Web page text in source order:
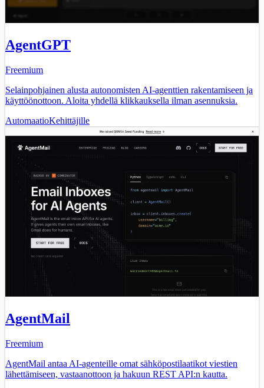
AgentGPT
Freemium
Selainpohjainen alusta autonomisten AI-agenttien rakentamiseen ja
käyttöönottoon. Aloita yhdellä klikkauksella ilman asennuksia.
AutomaatioKehittäjille
AgentMail
Freemium
AgentMail antaa AI-agenteille omat sähköpostilaatikot viestien
lähettämiseen, vastaanottoon ja hakuun REST API:n kautta.